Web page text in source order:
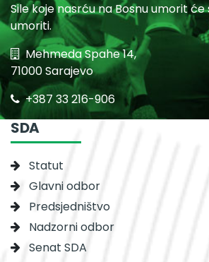
Sile koje nasrću na Bosnu umorit će
umoriti.
Mehmeda Spahe 14,
71000 Sarajevo
+387 33 216-906
SDA
Statut
Glavni odbor
Predsjedništvo
Nadzorni odbor
Senat SDA